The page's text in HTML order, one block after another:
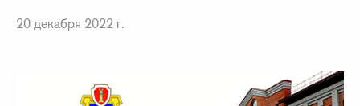
20 декабря 2022 г.